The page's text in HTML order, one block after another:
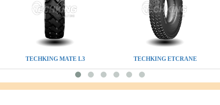
TECHKING MATE L3 TECHKING ETCRANE